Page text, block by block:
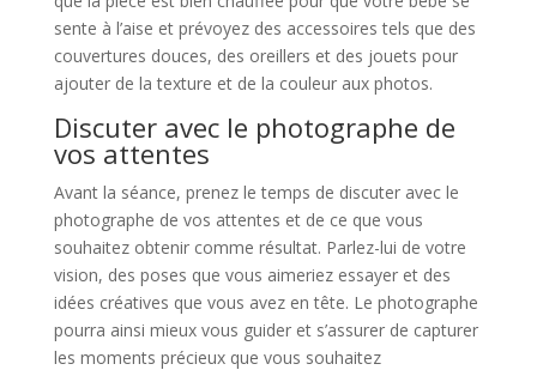
sente à l’aise et prévoyez des accessoires tels que des
couvertures douces, des oreillers et des jouets pour
ajouter de la texture et de la couleur aux photos.
Discuter avec le photographe de
vos attentes
Avant la séance, prenez le temps de discuter avec le
photographe de vos attentes et de ce que vous
souhaitez obtenir comme résultat. Parlez-lui de votre
vision, des poses que vous aimeriez essayer et des
idées créatives que vous avez en tête. Le photographe
pourra ainsi mieux vous guider et s’assurer de capturer
les moments précieux que vous souhaitez